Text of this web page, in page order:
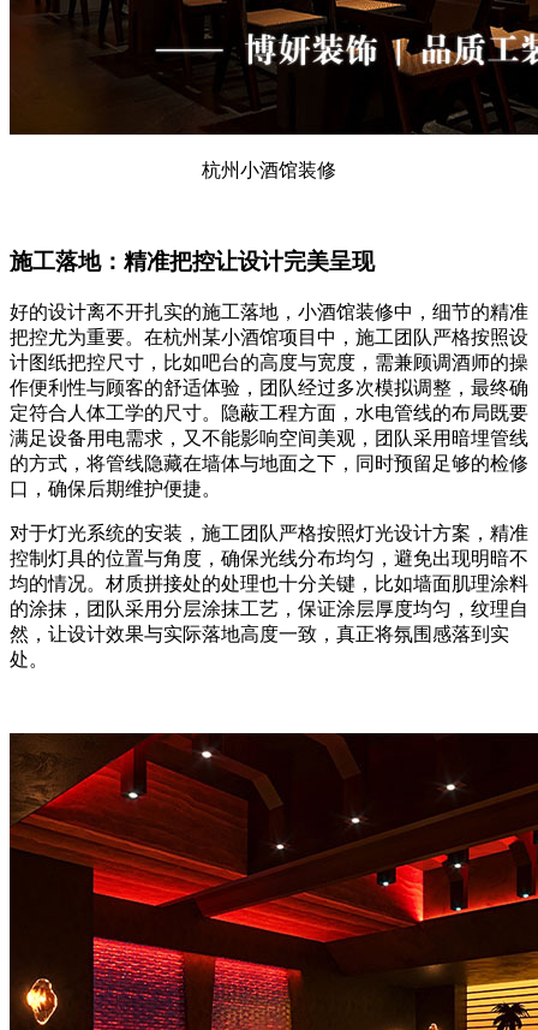
杭州小酒馆装修
施工落地：精准把控让设计完美呈现
好的设计离不开扎实的施工落地，小酒馆装修中，细节的精准
把控尤为重要。在杭州某小酒馆项目中，施工团队严格按照设
计图纸把控尺寸，比如吧台的高度与宽度，需兼顾调酒师的操
作便利性与顾客的舒适体验，团队经过多次模拟调整，最终确
定符合人体工学的尺寸。隐蔽工程方面，水电管线的布局既要
满足设备用电需求，又不能影响空间美观，团队采用暗埋管线
的方式，将管线隐藏在墙体与地面之下，同时预留足够的检修
口，确保后期维护便捷。
对于灯光系统的安装，施工团队严格按照灯光设计方案，精准
控制灯具的位置与角度，确保光线分布均匀，避免出现明暗不
均的情况。材质拼接处的处理也十分关键，比如墙面肌理涂料
的涂抹，团队采用分层涂抹工艺，保证涂层厚度均匀，纹理自
然，让设计效果与实际落地高度一致，真正将氛围感落到实
处。